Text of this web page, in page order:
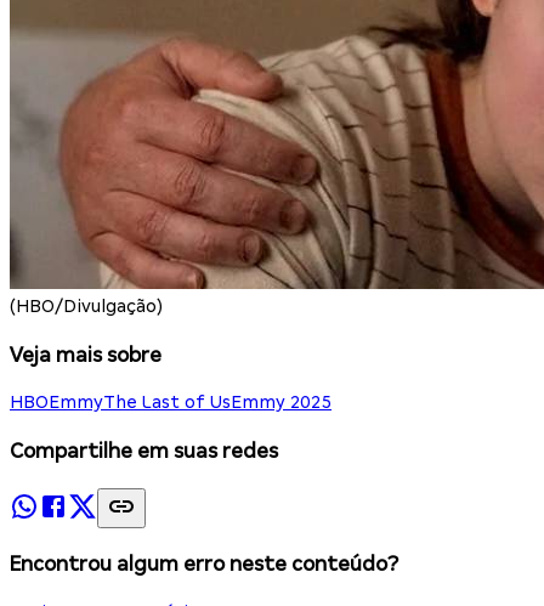
(HBO/Divulgação)
Veja mais sobre
HBOEmmyThe Last of UsEmmy 2025
Compartilhe em suas redes
Encontrou algum erro neste conteúdo?